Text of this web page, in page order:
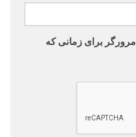
برای زمانی که